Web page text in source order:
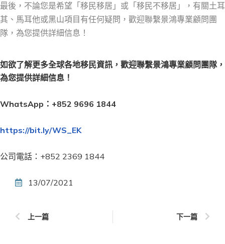
最後，不論您是希望「移民移居」或「移民不移居」，有關土耳
其、馬耳他或黑山項目有任何疑問，歡迎聯繫景鴻專業顧問團
隊，為您提供詳細信息！
如欲了解更多全球各地移民資訊，歡迎聯繫景鴻專業顧問團隊，
為您提供詳細信息！
WhatsApp： +852 9696 1844
https://bit.ly/WS_EK
公司電話： +852 2369 1844
13/07/2021
上一篇 下一篇